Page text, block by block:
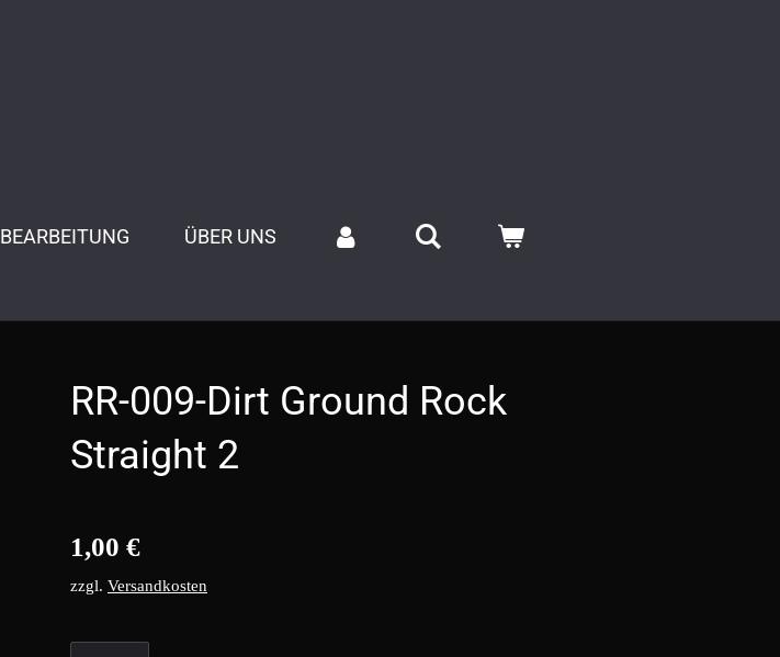
BEARBEITUNG ÜBER UNS
RR-009-Dirt Ground Rock
Straight 2
1,00 €
zzgl. Versandkosten